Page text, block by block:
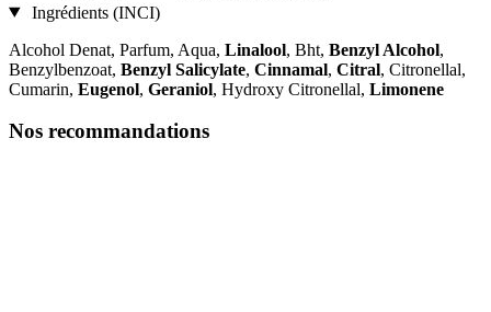
Ingrédients (INCI)
Alcohol Denat, Parfum, Aqua, Linalool, Bht, Benzyl Alcohol,
Benzylbenzoat, Benzyl Salicylate, Cinnamal, Citral, Citronellal,
Cumarin, Eugenol, Geraniol, Hydroxy Citronellal, Limonene
Nos recommandations